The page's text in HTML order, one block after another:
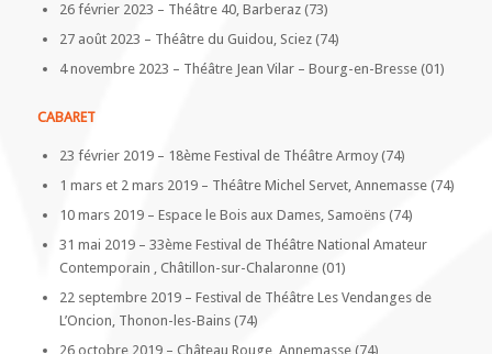
26 février 2023 – Théâtre 40, Barberaz (73)
27 août 2023 – Théâtre du Guidou, Sciez (74)
4 novembre 2023 – Théâtre Jean Vilar – Bourg-en-Bresse (01)
CABARET
23 février 2019 – 18ème Festival de Théâtre Armoy (74)
1 mars et 2 mars 2019 – Théâtre Michel Servet, Annemasse (74)
10 mars 2019 – Espace le Bois aux Dames, Samoëns (74)
31 mai 2019 – 33ème Festival de Théâtre National Amateur
Contemporain , Châtillon-sur-Chalaronne (01)
22 septembre 2019 – Festival de Théâtre Les Vendanges de
L’Oncion, Thonon-les-Bains (74)
26 octobre 2019 – Château Rouge, Annemasse (74)